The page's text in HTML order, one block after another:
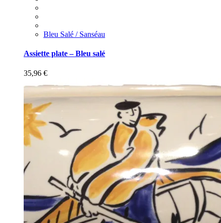
Bleu Salé / Sanséau
Assiette plate – Bleu salé
35,96 €